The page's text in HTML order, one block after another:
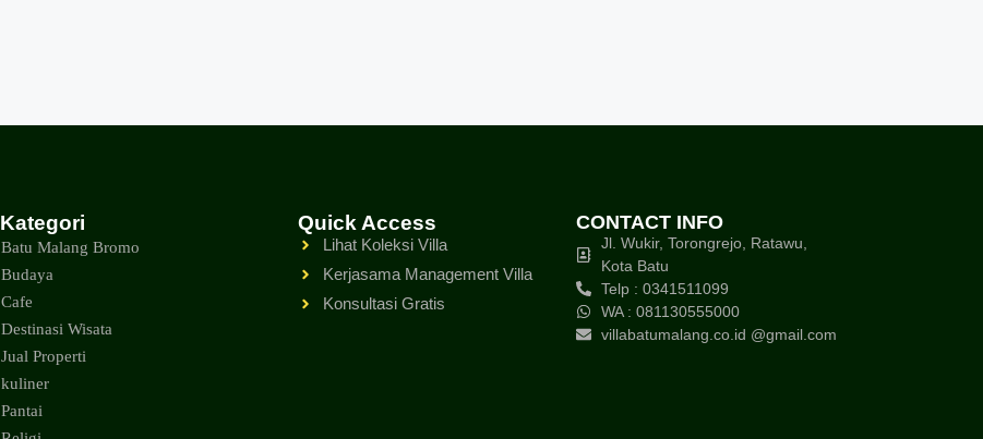
Kategori
Batu Malang Bromo
Budaya
Cafe
Destinasi Wisata
Jual Properti
kuliner
Pantai
Quick Access
Lihat Koleksi Villa
Kerjasama Management Villa
Konsultasi Gratis
CONTACT INFO
Jl. Wukir, Torongrejo, Ratawu,
Kota Batu
Telp : 0341511099
WA : 081130555000
villabatumalang.co.id @gmail.com